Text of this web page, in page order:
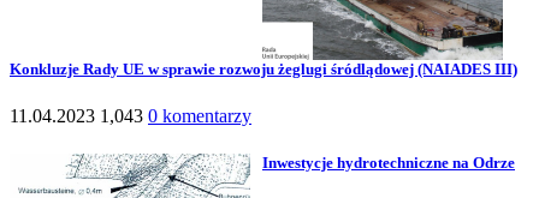
Konkluzje Rady UE w sprawie rozwoju żeglugi śródlądowej (NAIADES III)
11.04.2023 1,043 0 komentarzy
Inwestycje hydrotechniczne na Odrze